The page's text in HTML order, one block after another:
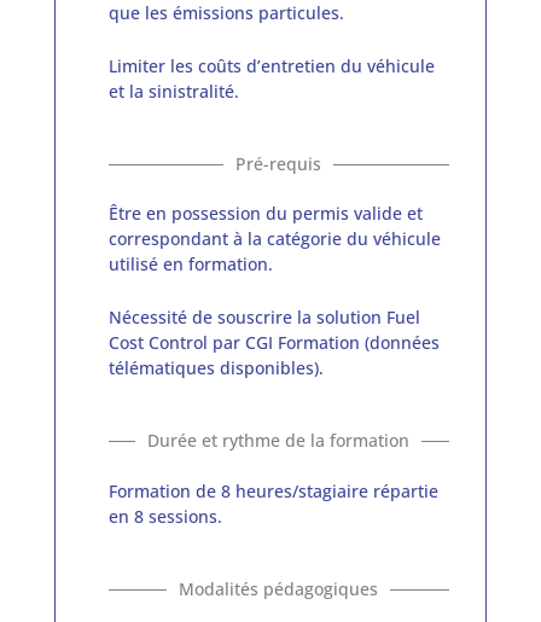
que les émissions particules.
Limiter les coûts d’entretien du véhicule
et la sinistralité.
Être en possession du permis valide et
correspondant à la catégorie du véhicule
utilisé en formation.
Nécessité de souscrire la solution Fuel
Cost Control par CGI Formation (données
télématiques disponibles).
Formation de 8 heures/stagiaire répartie
en 8 sessions.